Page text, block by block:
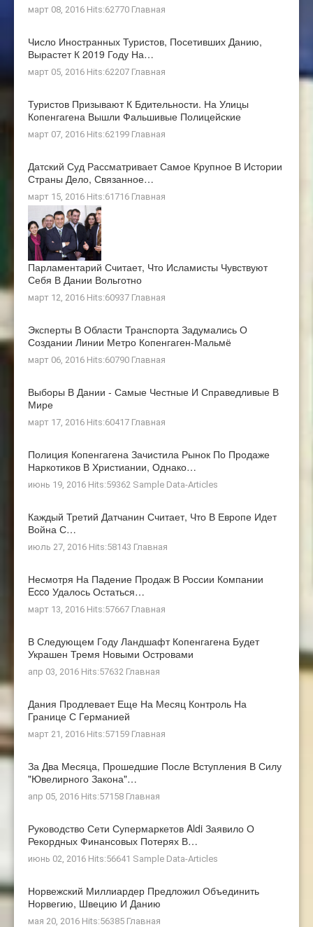
март 08, 2016 Hits:62770 Главная
Число Иностранных Туристов, Посетивших Данию,
Вырастет К 2019 Году На…
март 05, 2016 Hits:62207 Главная
Туристов Призывают К Бдительности. На Улицы
Копенгагена Вышли Фальшивые Полицейские
март 07, 2016 Hits:62199 Главная
Датский Суд Рассматривает Самое Крупное В Истории
Страны Дело, Связанное…
март 15, 2016 Hits:61716 Главная
Парламентарий Считает, Что Исламисты Чувствуют
Себя В Дании Вольготно
март 12, 2016 Hits:60937 Главная
Эксперты В Области Транспорта Задумались О
Создании Линии Метро Копенгаген-Мальмё
март 06, 2016 Hits:60790 Главная
Выборы В Дании - Самые Честные И Справедливые В
Мире
март 17, 2016 Hits:60417 Главная
Полиция Копенгагена Зачистила Рынок По Продаже
Наркотиков В Христиании, Однако…
июнь 19, 2016 Hits:59362 Sample Data-Articles
Каждый Третий Датчанин Считает, Что В Европе Идет
Война С…
июль 27, 2016 Hits:58143 Главная
Несмотря На Падение Продаж В России Компании
Ecco Удалось Остаться…
март 13, 2016 Hits:57667 Главная
В Следующем Году Ландшафт Копенгагена Будет
Украшен Тремя Новыми Островами
апр 03, 2016 Hits:57632 Главная
Дания Продлевает Еще На Месяц Контроль На
Границе С Германией
март 21, 2016 Hits:57159 Главная
За Два Месяца, Прошедшие После Вступления В Силу
"ювелирного Закона"…
апр 05, 2016 Hits:57158 Главная
Руководство Сети Супермаркетов Aldi Заявило О
Рекордных Финансовых Потерях В…
июнь 02, 2016 Hits:56641 Sample Data-Articles
Норвежский Миллиардер Предложил Объединить
Норвегию, Швецию И Данию
мая 20, 2016 Hits:56385 Главная